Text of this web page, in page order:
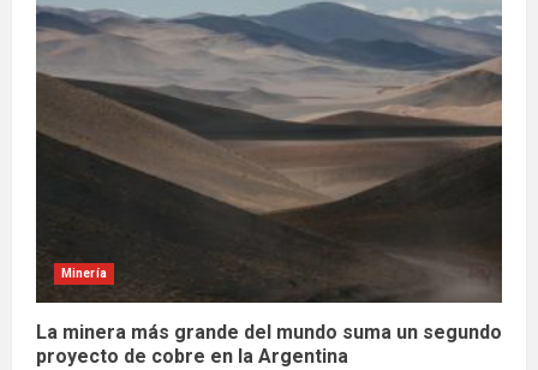
Minería
La minera más grande del mundo suma un segundo
proyecto de cobre en la Argentina